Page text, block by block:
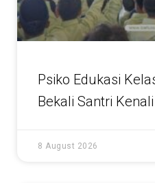
Psiko Edukasi
Bekali Santri
8 August 2026